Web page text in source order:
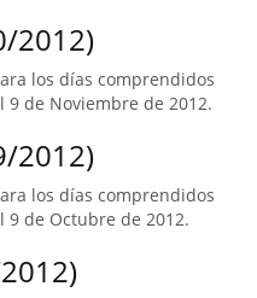
2012)
los días comprendidos
9 de Noviembre de 2012.
2012)
los días comprendidos
9 de Octubre de 2012.